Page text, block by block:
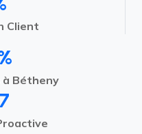
Client
à Bétheny